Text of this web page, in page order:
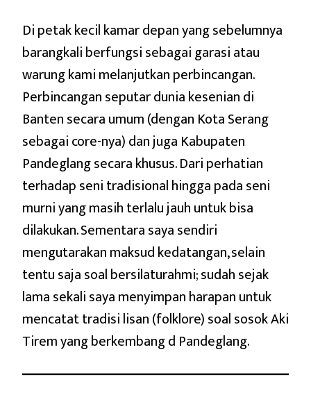
Di petak kecil kamar depan yang sebelumnya
barangkali berfungsi sebagai garasi atau
warung kami melanjutkan perbincangan.
Perbincangan seputar dunia kesenian di
Banten secara umum (dengan Kota Serang
sebagai core-nya) dan juga Kabupaten
Pandeglang secara khusus. Dari perhatian
terhadap seni tradisional hingga pada seni
murni yang masih terlalu jauh untuk bisa
dilakukan. Sementara saya sendiri
mengutarakan maksud kedatangan, selain
tentu saja soal bersilaturahmi; sudah sejak
lama sekali saya menyimpan harapan untuk
mencatat tradisi lisan (folklore) soal sosok Aki
Tirem yang berkembang d Pandeglang.